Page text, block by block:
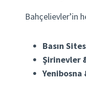
Bahçelievler’in
Basın
Şirinevler
Yenibosna